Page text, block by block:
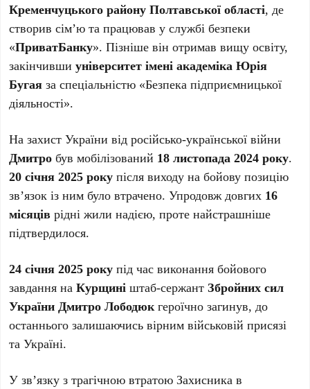
Кременчуцького району Полтавської області, де
створив сім’ю та працював у службі безпеки
«ПриватБанку». Пізніше він отримав вищу освіту,
закінчившиуніверситет імені академіка Юрія
Бугая за спеціальністю «Безпека підприємницької
діяльності».
На захист України від російсько-української війни
Дмитро був мобілізований 18 листопада 2024 року.
20 січня 2025 року після виходу на бойову позицію
зв’язок із ним було втрачено. Упродовж довгих 16
місяців рідні жили надією, проте найстрашніше
підтвердилося.
24 січня 2025 року під час виконання бойового
завдання наКурщині штаб-сержантЗбройних сил
України Дмитро Лободюкгероїчно загинув, до
останнього залишаючись вірним військовій присязі
та Україні.
У зв’язку з трагічною втратою Захисника в